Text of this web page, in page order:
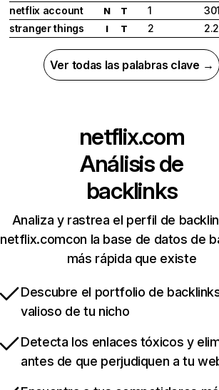
netflix account
N T 1
stranger things
I T 2
Ver todas las palabras clave →
netflix.com
Análisis de
backlinks
Analiza y rastrea el perfil de
netflix.comcon la base de datos de
más rápida que existe
Descubre el portfolio de
valioso de tu nicho
Detecta los enlaces tóxicos y
antes de que perjudiquen a tu